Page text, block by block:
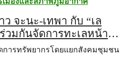
จะนะ-เทพา กับ “เล
มกันจัดการทะเลหน้า
การทรัพยากรโดยแยกสังคมชุมชน